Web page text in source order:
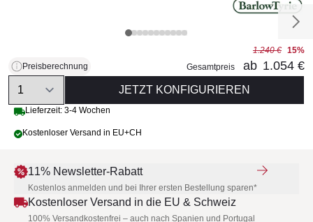
Preisberechnung
1.240 € 15%
Gesamtpreis
ab 1.054 €
Quantity
JETZT KONFIGURIEREN
Lieferzeit: 3-4 Wochen
Kostenloser Versand in EU+CH
11% Newsletter-Rabatt
Kostenlos anmelden und bei Ihrer ersten Bestellung sparen*
Kostenloser Versand in die EU & Schweiz
100% Versandkostenfrei – auch nach Spanien und Portugal